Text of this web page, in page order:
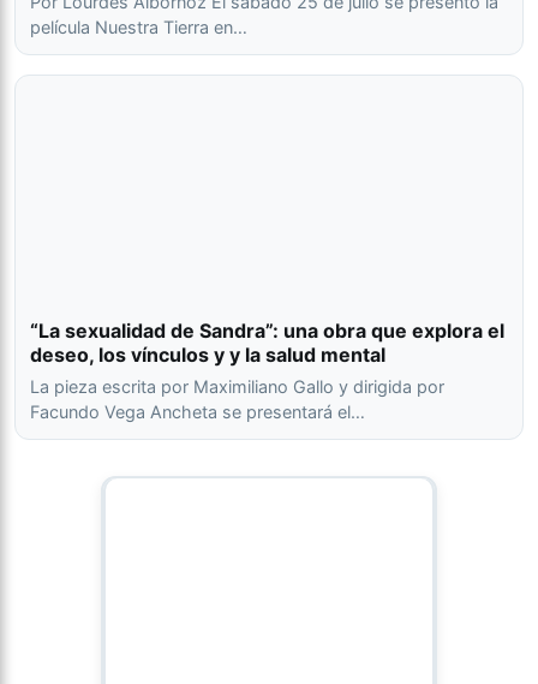
película Nuestra Tierra en…
“La sexualidad de Sandra”: una obra que explora el
deseo, los vínculos y y la salud mental
La pieza escrita por Maximiliano Gallo y dirigida por
Facundo Vega Ancheta se presentará el…